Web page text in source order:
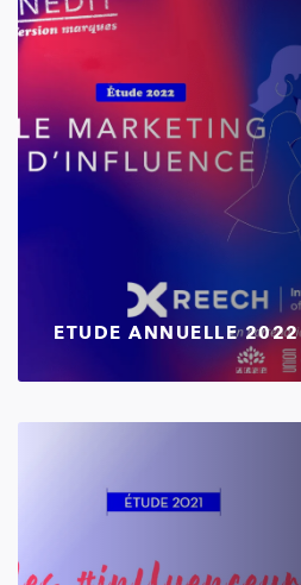
ETUDE ANNUELLE 2022